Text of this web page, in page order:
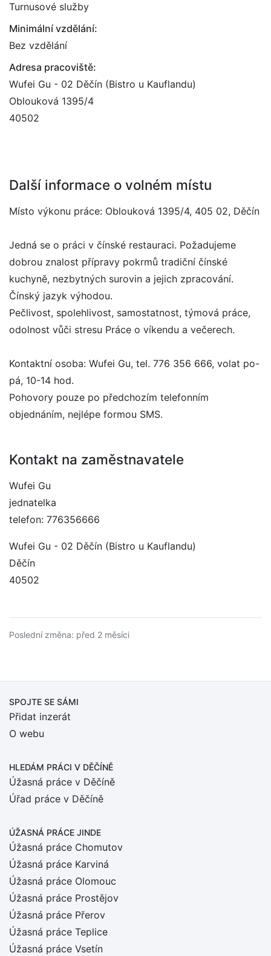
Turnusové služby
Minimální vzdělání:
Bez vzdělání
Adresa pracoviště:
Wufei Gu - 02 Děčín (Bistro u Kauflandu)
Oblouková 1395/4
40502
Další informace o volném místu
Místo výkonu práce: Oblouková 1395/4, 405 02, Děčín
Jedná se o práci v čínské restauraci. Požadujeme
dobrou znalost přípravy pokrmů tradiční čínské
kuchyně, nezbytných surovin a jejich zpracování.
Čínský jazyk výhodou.
Pečlivost, spolehlivost, samostatnost, týmová práce,
odolnost vůči stresu Práce o víkendu a večerech.
Kontaktní osoba: Wufei Gu, tel. 776 356 666, volat po-
pá, 10-14 hod.
Pohovory pouze po předchozím telefonním
objednáním, nejlépe formou SMS.
Kontakt na zaměstnavatele
Wufei Gu
jednatelka
telefon: 776356666
Wufei Gu - 02 Děčín (Bistro u Kauflandu)
Děčín
40502
Poslední změna: před 2 měsíci
SPOJTE SE SÁMI
Přidat inzerát
O webu
HLEDÁM PRÁCI V DĚČÍNĚ
Úžasná práce v Děčíně
Úřad práce v Děčíně
ÚŽASNÁ PRÁCE JINDE
Úžasná práce Chomutov
Úžasná práce Karviná
Úžasná práce Olomouc
Úžasná práce Prostějov
Úžasná práce Přerov
Úžasná práce Teplice
Úžasná práce Vsetín